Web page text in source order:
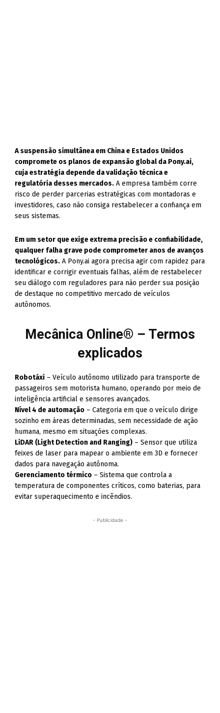
A suspensão simultânea em China e Estados Unidos
compromete os planos de expansão global da Pony.ai,
cuja estratégia depende da validação técnica e
regulatória desses mercados. A empresa também corre
risco de perder parcerias estratégicas com montadoras e
investidores, caso não consiga restabelecer a confiança em
seus sistemas.
Em um setor que exige extrema precisão e confiabilidade,
qualquer falha grave pode comprometer anos de avanços
tecnológicos. A Pony.ai agora precisa agir com rapidez para
identificar e corrigir eventuais falhas, além de restabelecer
seu diálogo com reguladores para não perder sua posição
de destaque no competitivo mercado de veículos
autônomos.
Mecânica Online® – Termos
explicados
Robotáxi – Veículo autônomo utilizado para transporte de
passageiros sem motorista humano, operando por meio de
inteligência artificial e sensores avançados.
Nível 4 de automação – Categoria em que o veículo dirige
sozinho em áreas determinadas, sem necessidade de ação
humana, mesmo em situações complexas.
LiDAR (Light Detection and Ranging) – Sensor que utiliza
feixes de laser para mapear o ambiente em 3D e fornecer
dados para navegação autônoma.
Gerenciamento térmico – Sistema que controla a
temperatura de componentes críticos, como baterias, para
evitar superaquecimento e incêndios.
- Publicidade -